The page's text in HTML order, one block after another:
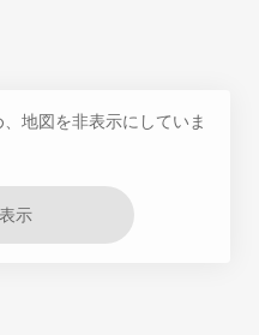
地図を非表示にしていま
示